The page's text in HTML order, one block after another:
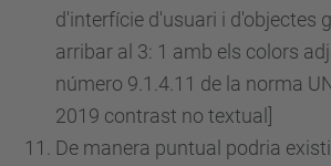
d'interfície d'usuari i d'objectes
arribar al 3: 1 amb els colors
número 9.1.4.11 de la norma
2019 contrast no textual]
De manera puntual podria